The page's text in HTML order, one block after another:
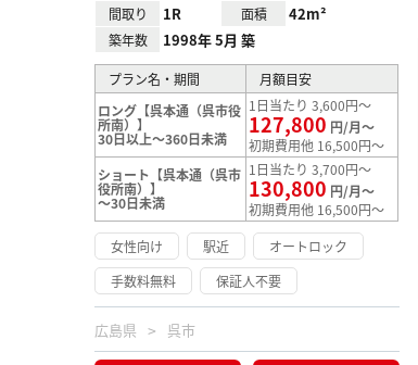
間取り 1R 面積 42m²
築年数 1998年 5月 築
プラン名・期間
月額目安
ロング【呉本通（呉市役
所南）】
30日以上～360日未満
1日当たり 3,600円～
127,800 円/月～
初期費用他 16,500円～
ショート【呉本通（呉市
役所南）】
～30日未満
1日当たり 3,700円～
130,800 円/月～
初期費用他 16,500円～
女性向け
駅近
オートロック
手数料無料
保証人不要
広島県 呉市